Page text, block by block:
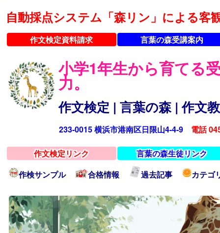
自動採点システム「森リン」による客
作文検定資料請求 言葉の森受講案内
小学1年生から育てる
力。
作文検定 | 言葉の森 | 作文
233-0015 横浜市港南区日限山4-4-9 電話
作文検定リンク
言葉の森生徒リンク
作検サンプル
合格情報 過去記事 カテゴ